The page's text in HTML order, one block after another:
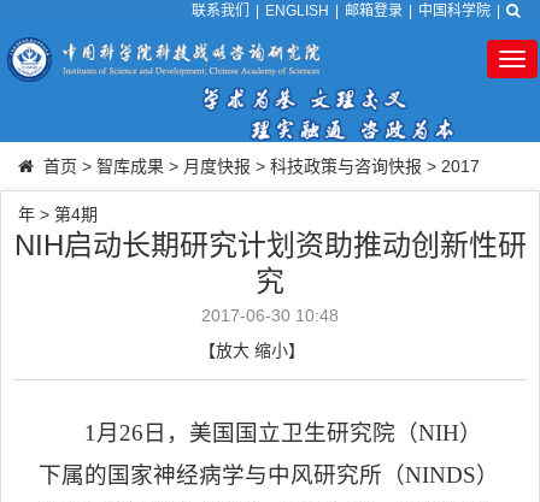
联系我们 ENGLISH 邮箱登录 中国科学院
首页 > 智库成果 > 月度快报 > 科技政策与咨询快报 > 2017
年 > 第4期
NIH启动长期研究计划资助推动创新性研
究
2017-06-30 10:48
【放大 缩小】
1 月 26 日，美国国立卫生研究院（NIH）
下属的国家神经病学与中风研究所（NINDS）